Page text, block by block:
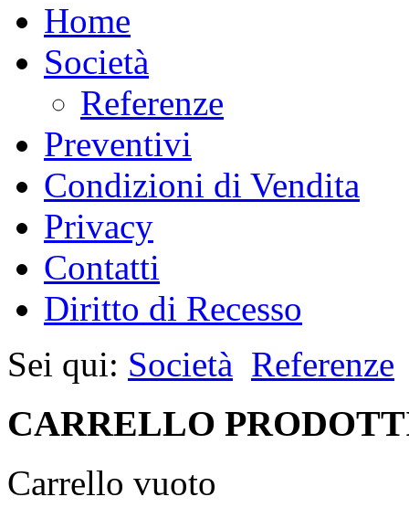
Home
Società
Referenze
Preventivi
Condizioni di Vendita
Privacy
Contatti
Diritto di Recesso
Sei qui: Società Referenze
CARRELLO
Carrello vuoto